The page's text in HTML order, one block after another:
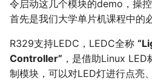
调节亮度
闪烁
固件下载
令启动这几个模块的demo，操
首先是我们大学单片机课程中的
R329支持LEDC，LEDC全称
Controller” ，是借助Linux
制模块，可以对LED灯进行点亮